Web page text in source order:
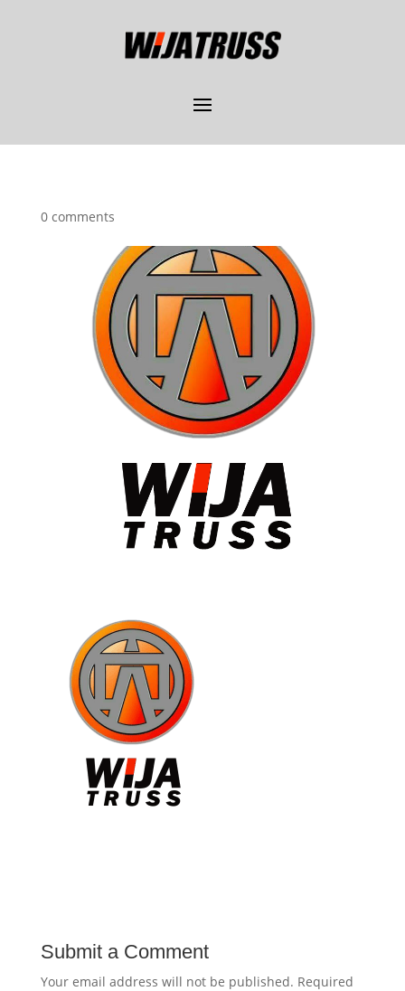
0 comments
Submit a Comment
Your email address will not be published. Required